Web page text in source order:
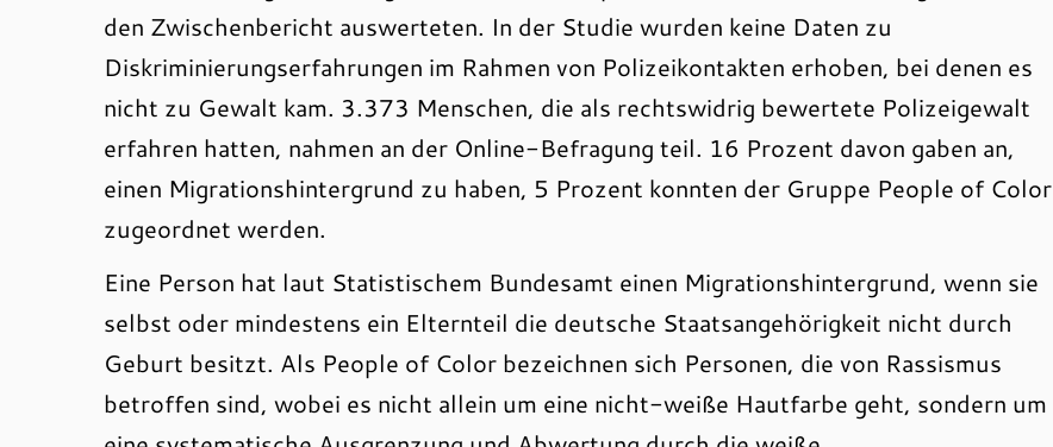
den Zwischenbericht auswerteten. In der Studie wurden keine Daten zu
Diskriminierungserfahrungen im Rahmen von Polizeikontakten erhoben, bei denen es
nicht zu Gewalt kam. 3.373 Menschen, die als rechtswidrig bewertete Polizeigewalt
erfahren hatten, nahmen an der Online-Befragung teil. 16 Prozent davon gaben an,
einen Migrationshintergrund zu haben, 5 Prozent konnten der Gruppe People of Color
zugeordnet werden.
Eine Person hat laut Statistischem Bundesamt einen Migrationshintergrund, wenn sie
selbst oder mindestens ein Elternteil die deutsche Staatsangehörigkeit nicht durch
Geburt besitzt. Als People of Color bezeichnen sich Personen, die von Rassismus
betroffen sind, wobei es nicht allein um eine nicht-weiße Hautfarbe geht, sondern um